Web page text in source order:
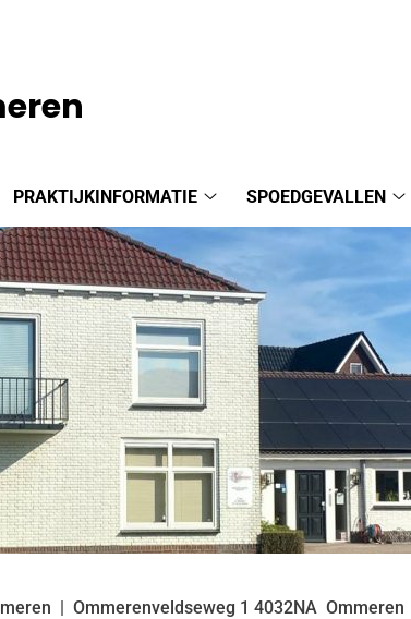
PRAKTIJKINFORMATIE
submenu
SPOEDGEVALLEN
Ommerenveldseweg 1 4032NA Ommeren